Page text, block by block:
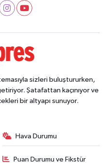
sizleri buluştururken,
Şatafattan kaçınıyor ve
bir altyapı sunuyor.
Hava Durumu
Puan Durumu ve Fikstür